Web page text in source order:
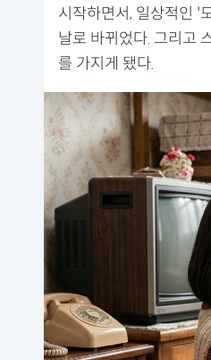
시작하면서, 일상적인 '
날로 바뀌었다. 그리고
를 가지게 됐다.